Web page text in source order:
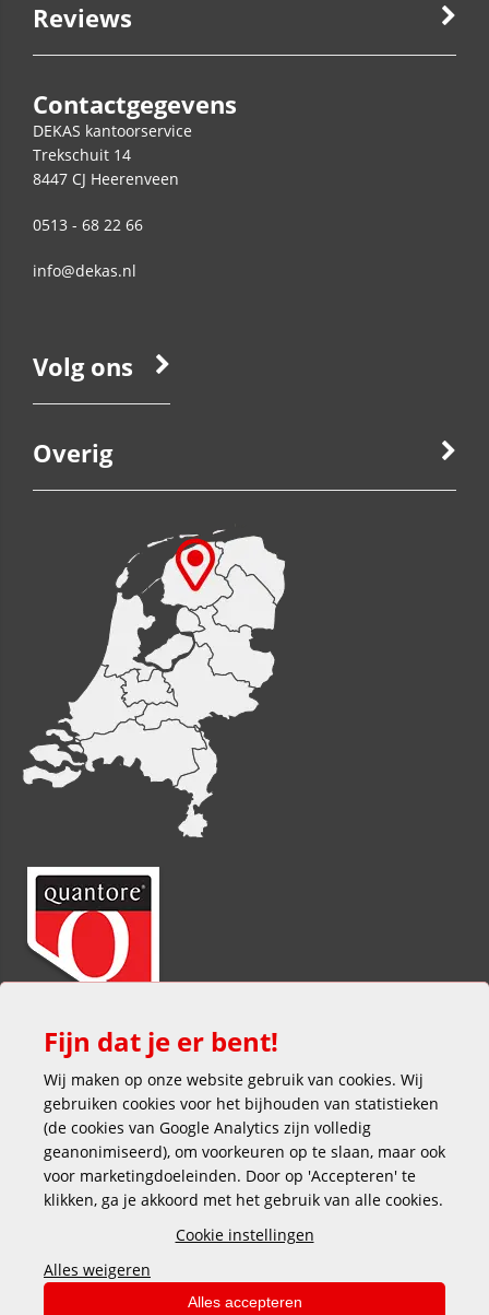
Reviews
Contactgegevens
DEKAS kantoorservice
Trekschuit 14
8447 CJ Heerenveen
0513 - 68 22 66
info@dekas.nl
Volg ons
Overig
Veilig en gemakkelijk betalen
Fijn dat je er bent!
Wij maken op onze website gebruik van cookies. Wij
gebruiken cookies voor het bijhouden van statistieken
(de cookies van Google Analytics zijn volledig
geanonimiseerd), om voorkeuren op te slaan, maar ook
voor marketingdoeleinden. Door op 'Accepteren' te
klikken, ga je akkoord met het gebruik van alle cookies.
Cookie instellingen
Alles weigeren
Alles accepteren